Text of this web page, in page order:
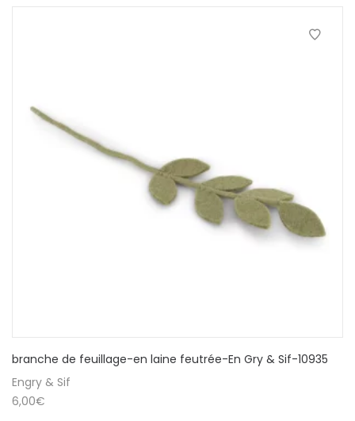
branche de feuillage-en laine feutrée-En Gry & Sif-10935
Engry & Sif
6,00€